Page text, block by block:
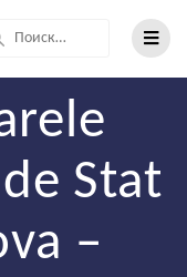
Stat
–